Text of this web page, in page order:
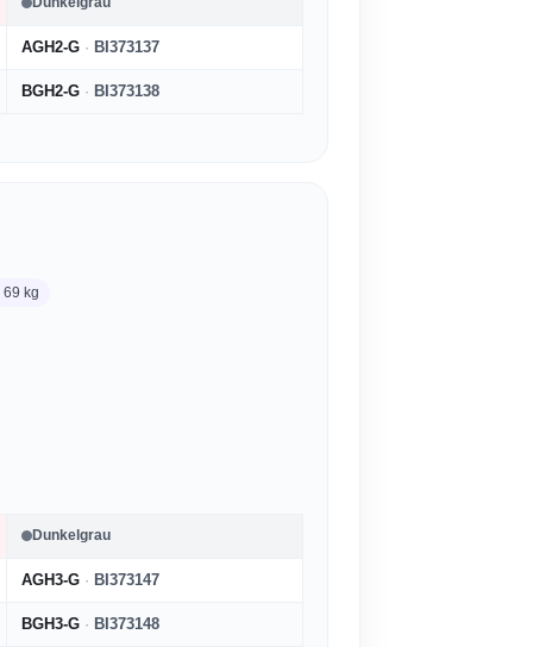
AGH2-G · BI373137
BGH2-G · BI373138
69 kg
Dunkelgrau
AGH3-G · BI373147
BGH3-G · BI373148